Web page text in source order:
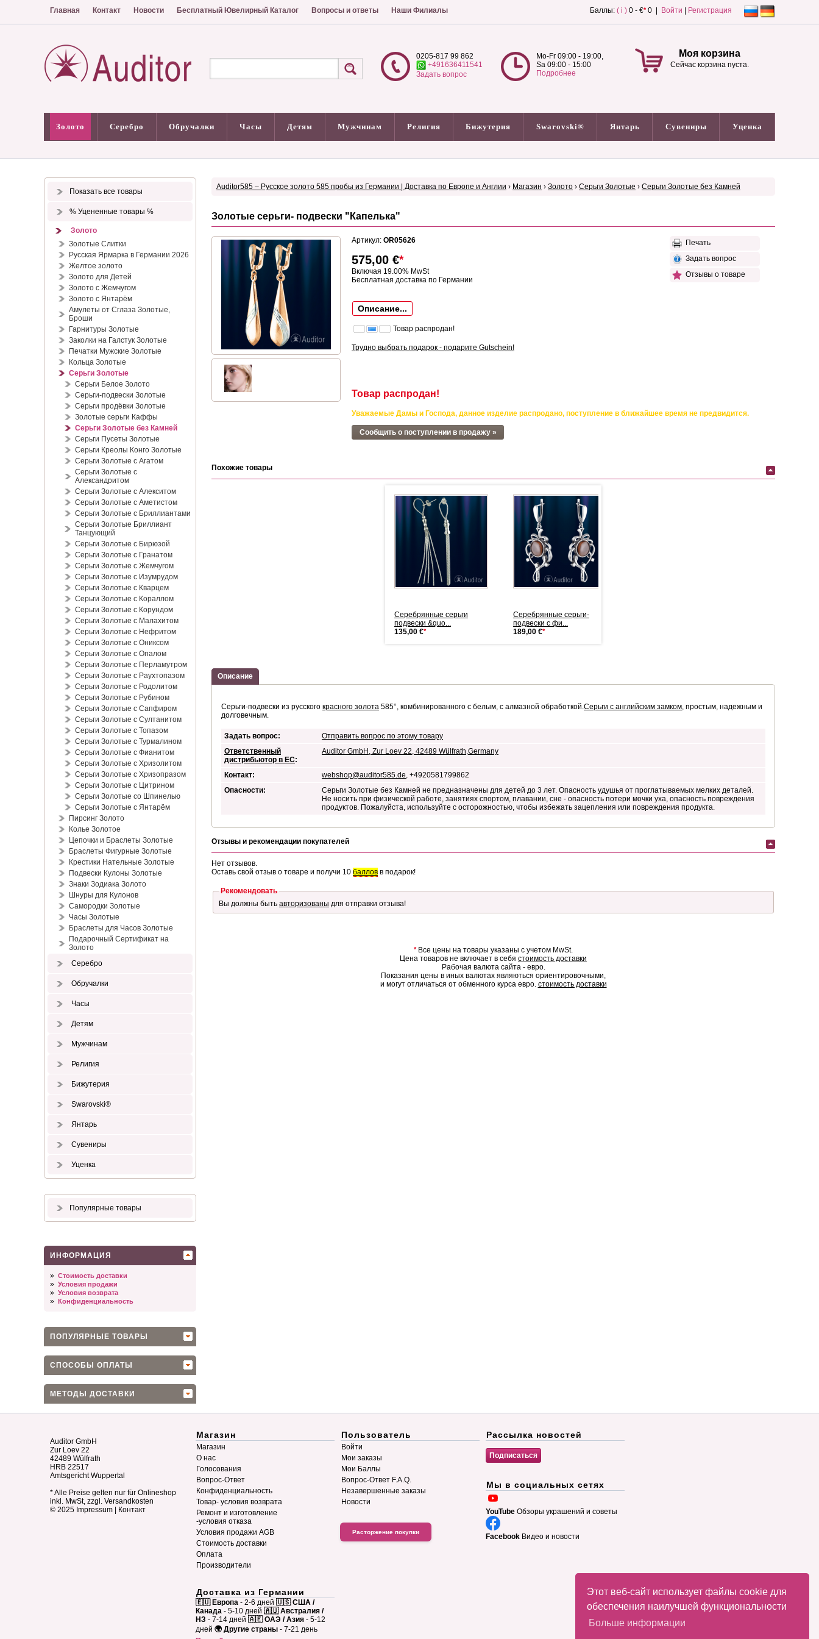
Этот веб-сайт использует файлы cookie для
обеспечения наилучшей функциональности
Больше информации
Главная Контакт Новости Бесплатный Ювелирный Каталог Вопросы и ответы Наши Филиалы Баллы: ( i ) 0 - €*0 | Войти Регистрация
0205-817 99 862
+491636411541
Задать вопрос
Mo-Fr 09:00 - 19:00,
Sa 09:00 - 15:00
Подробнее
Моя корзина
Сейчас корзина пуста.
Золото Серебро Обручалки Часы Детям Мужчинам Религия Бижутерия Swarovski® Янтарь Сувениры Уценка
Показать все товары
% Уцененные товары %
Золото
Золотые Слитки
Русская Ярмарка в Германии 2026
Желтое золото
Золото для Детей
Золото с Жемчугом
Золото с Янтарём
Амулеты от Сглаза Золотые,
Броши
Гарнитуры Золотые
Заколки на Галстук Золотые
Печатки Мужские Золотые
Кольца Золотые
Серьги Золотые
Серьги Белое Золото
Серьги-подвески Золотые
Серьги продёвки Золотые
Золотые серьги Каффы
Серьги Золотые без Камней
Серьги Пусеты Золотые
Серьги Креолы Конго Золотые
Серьги Золотые с Агатом
Серьги Золотые с
Александритом
Серьги Золотые с Алекситом
Серьги Золотые с Аметистом
Серьги Золотые с Бриллиантами
Серьги Золотые Бриллиант
Танцующий
Серьги Золотые с Бирюзой
Серьги Золотые с Гранатом
Серьги Золотые с Жемчугом
Серьги Золотые с Изумрудом
Серьги Золотые с Кварцем
Серьги Золотые с Кораллом
Серьги Золотые с Корундом
Серьги Золотые с Малахитом
Серьги Золотые с Нефритом
Серьги Золотые с Ониксом
Серьги Золотые с Опалом
Серьги Золотые с Перламутром
Серьги Золотые с Раухтопазом
Серьги Золотые с Родолитом
Серьги Золотые с Рубином
Серьги Золотые с Сапфиром
Серьги Золотые с Султанитом
Серьги Золотые с Топазом
Серьги Золотые с Турмалином
Серьги Золотые с Фианитом
Серьги Золотые с Хризолитом
Серьги Золотые с Хризопразом
Серьги Золотые с Цитрином
Серьги Золотые со Шпинелью
Серьги Золотые с Янтарём
Пирсинг Золото
Колье Золотое
Цепочки и Браслеты Золотые
Браслеты Фигурные Золотые
Крестики Нательные Золотые
Подвески Кулоны Золотые
Знаки Зодиака Золото
Шнуры для Кулонов
Самородки Золотые
Часы Золотые
Браслеты для Часов Золотые
Подарочный Сертификат на
Золото
Серебро
Обручалки
Часы
Детям
Мужчинам
Религия
Бижутерия
Swarovski®
Янтарь
Сувениры
Уценка
Популярные товары
ИНФОРМАЦИЯ
» Стоимость доставки
» Условия продажи
» Условия возврата
» Конфиденциальность
ПОПУЛЯРНЫЕ ТОВАРЫ
СПОСОБЫ ОПЛАТЫ
МЕТОДЫ ДОСТАВКИ
Auditor585 – Русское золото 585 пробы из Германии | Доставка по Европе и Англии › Магазин › Золото › Серьги Золотые › Серьги Золотые без Камней
Золотые серьги- подвески "Капелька"
Артикул: OR05626
575,00 €*
Включая 19.00% MwSt
Бесплатная доставка по Германии
Описание...
Товар распродан!
Трудно выбрать подарок - подарите Gutschein!
Печать
Задать вопрос
Отзывы о товаре
Товар распродан!
Уважаемые Дамы и Господа, данное изделие распродано, поступление в ближайшее время не предвидится.
Сообщить о поступлении в продажу »
Похожие товары
Серебрянные серьги
подвески &quo...
135,00 €
Серебрянные серьги
подвески &quo...
135,00 €*
Серебрянные серьги-
подвески с фи...
189,00 €*
Описание
Серьги-подвески из русского красного золота 585°, комбинированного с белым, с алмазной обработкой.Серьги с английским замком, простым, надежным и
долговечным.
Задать вопрос:
Отправить вопрос по этому товару
Ответственный
дистрибьютор в ЕС:
Auditor GmbH, Zur Loev 22, 42489 Wülfrath,Germany
Контакт: webshop@auditor585.de, +4920581799862
Опасности:
Серьги Золотые без Камней не предназначены для детей до 3 лет. Опасность удушья от проглатываемых мелких деталей.
Не носить при физической работе, занятиях спортом, плавании, сне - опасность потери мочки уха, опасность повреждения
продуктов. Пожалуйста, используйте с осторожностью, чтобы избежать зацепления или повреждения продукта.
Отзывы и рекомендации покупателей
Нет отзывов.
Оставь свой отзыв о товаре и получи 10 баллов в подарок!
Рекомендовать
Вы должны быть авторизованы для отправки отзыва!
*Все цены на товары указаны с учетом MwSt.
Цена товаров не включает в себя стоимость доставки
Рабочая валюта сайта - евро.
Показания цены в иных валютах являються ориентировочными,
и могут отличаться от обменного курса евро. стоимость доставки
Auditor GmbH
Zur Loev 22
42489 Wülfrath
HRB 22517
Amtsgericht Wuppertal
* Alle Preise gelten nur für Onlineshop
inkl. MwSt, zzgl. Versandkosten
© 2025 Impressum Контакт
Магазин
Магазин
О нас
Голосования
Вопрос-Ответ
Конфиденциальность
Товар- условия возврата
Ремонт и изготовление
-условия отказа
Условия продажи AGB
Стоимость доставки
Оплата
Производители
Доставка из Германии
🇪🇺 Европа - 2-6 дней 🇺🇸 США /
Канада - 5-10 дней 🇦🇺 Австралия /
НЗ - 7-14 дней 🇦🇪 ОАЭ / Азия - 5-12
дней 🌍 Другие страны - 7-21 день
Пользователь
Войти
Мои заказы
Мои Баллы
Вопрос-Ответ F.A.Q.
Незавершенные заказы
Новости
Расторжение покупки
Рассылка новостей
Мы в социальных сетях
YouTube Обзоры украшений и советы
Facebook Видео и новости